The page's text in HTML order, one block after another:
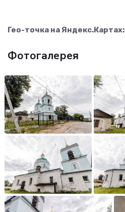
Гео-точка на Яндекс.Картах:
Фотогалерея